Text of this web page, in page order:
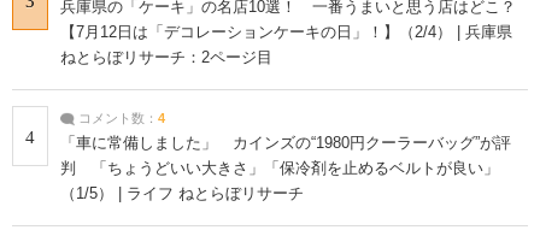
兵庫県の「ケーキ」の名店10選！ 一番うまいと思う店はどこ？
【7月12日は「デコレーションケーキの日」！】（2/4） | 兵庫県
ねとらぼリサーチ：2ページ目
4
コメント数： 4
「車に常備しました」 カインズの“1980円クーラーバッグ”が評
判 「ちょうどいい大きさ」「保冷剤を止めるベルトが良い」
（1/5） | ライフ ねとらぼリサーチ